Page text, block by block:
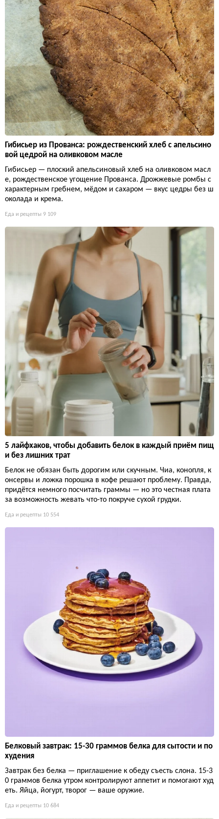
Гибисьер из Прованса: рождественский хлеб с апельсино
вой цедрой на оливковом масле
Гибисьер — плоский апельсиновый хлеб на оливковом масл
е, рождественское угощение Прованса. Дрожжевые ромбы с
характерным гребнем, мёдом и сахаром — вкус цедры без ш
околада и крема.
Еда и рецепты 9 109
5 лайфхаков, чтобы добавить белок в каждый приём пищ
и без лишних трат
Белок не обязан быть дорогим или скучным. Чиа, конопля, к
онсервы и ложка порошка в кофе решают проблему. Правда,
придётся немного посчитать граммы — но это честная плата
за возможность жевать что-то покруче сухой грудки.
Еда и рецепты 10 554
Белковый завтрак: 15-30 граммов белка для сытости и по
худения
Завтрак без белка — приглашение к обеду съесть слона. 15-3
0 граммов белка утром контролируют аппетит и помогают худ
еть. Яйца, йогурт, творог — ваше оружие.
Еда и рецепты 10 684